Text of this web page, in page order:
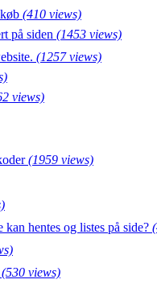
(410 views)
på siden (1453 views)
(1257 views)
views)
(1959 views)
hentes og listes på side?
(530 views)